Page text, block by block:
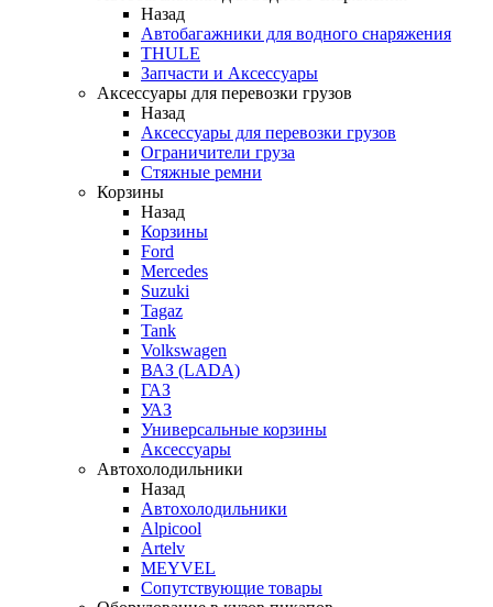
Назад
Автобагажники для водного снаряжения
THULE
Запчасти и Аксессуары
Аксессуары для перевозки грузов
Назад
Аксессуары для перевозки грузов
Ограничители груза
Стяжные ремни
Корзины
Назад
Корзины
Ford
Mercedes
Suzuki
Tagaz
Tank
Volkswagen
ВАЗ (LADA)
ГАЗ
УАЗ
Универсальные корзины
Аксессуары
Автохолодильники
Назад
Автохолодильники
Alpicool
Artelv
MEYVEL
Сопутствующие товары